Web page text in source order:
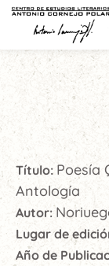
Título: Poesía
Antología
Autor:
Lugar de
Año de